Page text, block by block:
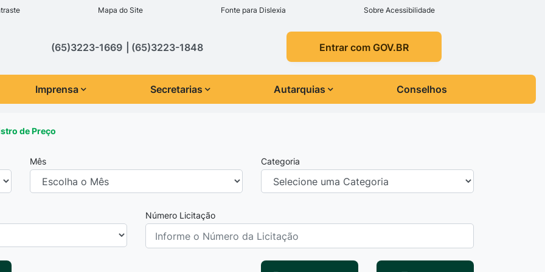
de acessibilidade
Mapa do Site Fonte para Dislexia Sobre Acessibilidade
(65)3223-1669 (65)3223-1848 Entrar com GOV.BR
Imprensa Secretarias Autarquias Conselhos
de Preço
Mês Categoria
Número Licitação